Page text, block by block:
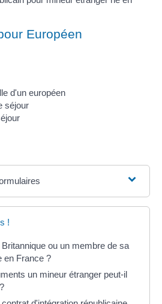
Européen
d'un européen
séjour
!
ou un membre de sa
en France ?
un mineur étranger peut-il